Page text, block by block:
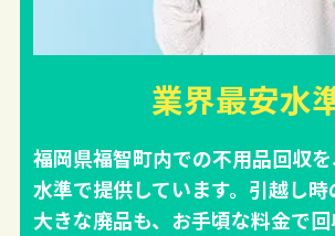
業界最安水
福岡県福智町内での不用品回収
水準で提供しています。引越し
大きな廃品も、お手頃な料金で